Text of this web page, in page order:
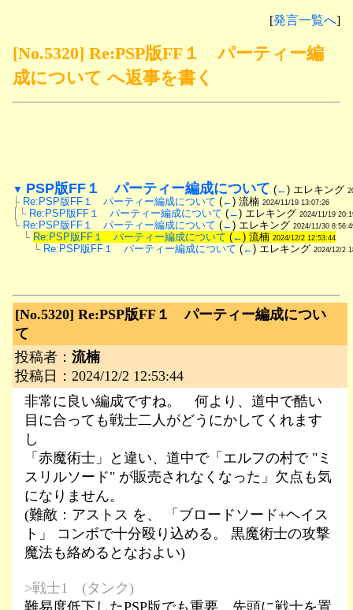
[発言一覧へ]
[No.5320] Re:PSP版FF１ パーティー編
成について へ返事を書く
▼ PSP版FF１　パーティー編成について (←) エレキング
├ Re:PSP版FF１　パーティー編成について (←) 流楠 2024/11/19 13:07:26
│└ Re:PSP版FF１　パーティー編成について (←) エレキング 2024/11/19
└ Re:PSP版FF１　パーティー編成について (←) エレキング 2024/11/30
└ Re:PSP版FF１　パーティー編成について (←) 流楠 2024/12/2 12:53:44
└ Re:PSP版FF１　パーティー編成について (←) エレキング 2024/12/2
[No.5320] Re:PSP版FF１ パーティー編成につい
て
投稿者： 流楠
投稿日：2024/12/2 12:53:44
非常に良い編成ですね。 何より、道中で酷い
目に合っても戦士二人がどうにかしてくれます
し
「赤魔術士」と違い、道中で「エルフの村で "ミ
スリルソード" が販売されなくなった」欠点も気
になりません。
(難敵：アストス を、 「ブロードソード+ヘイス
ト」 コンボで十分殴り込める。 黒魔術士の攻撃
魔法も絡めるとなおよい)
>戦士1 (タンク)